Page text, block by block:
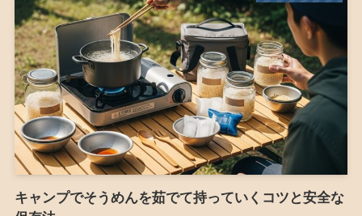
キャンプでそうめんを茹でて持っていくコツと安全な